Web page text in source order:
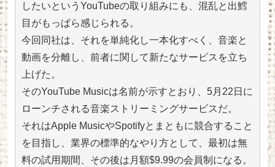
したいというYouTubeの取り組みにも、混乱と出鱈
目がもっぱら感じられる。
今回同社は、それを単純化し一本化すべく、音楽と
動画を分離し、前者に関して新たなサービスを立ち
上げた。
そのYouTube Musicは名前が示すとおり、5月22日に
ローンチされる音楽ストリーミングサービスだ。
それはApple MusicやSpotifyとまともに競合すること
を目指し、業界の標準的なやり方として、最初は無
料の試用期間、その後は月額$9.99の会員制になる。